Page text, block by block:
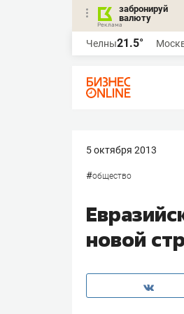
забронируй
валюту
Челны21.5°
5 октября 2013
#общество
новой